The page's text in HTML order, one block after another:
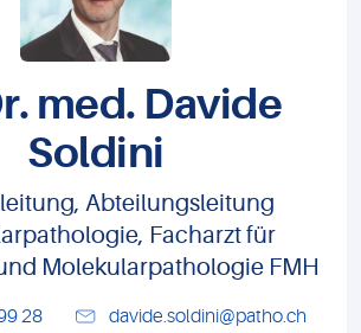
med. Davide
Soldini
Abteilungsleitung
Facharzt für
Molekularpathologie FMH
28 davide.soldini@patho.ch